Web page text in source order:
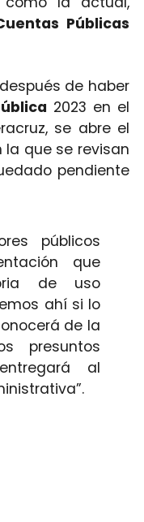
Públicas
de haber
2023 en el
se abre el
la que se revisan
pendiente
públicos
que
de uso
ahí si lo
de la
presuntos
al